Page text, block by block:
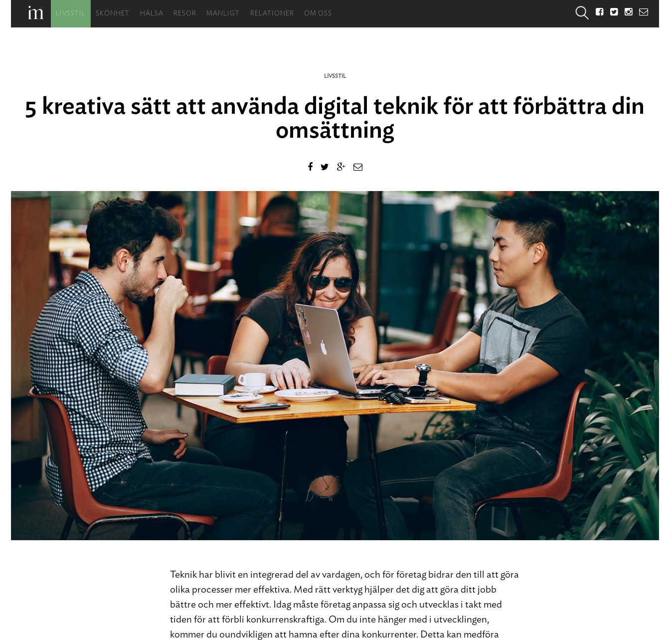
LIVSSTIL SKÖNHET HÄLSA RESOR MANLIGT RELATIONER OM OSS
LIVSSTIL
5 kreativa sätt att använda digital teknik för att förbättra din
omsättning
Teknik har blivit en integrerad del av vardagen, och för företag bidrar den till att göra
olika processer mer effektiva. Med rätt verktyg hjälper det dig att göra ditt jobb
bättre och mer effektivt. Idag måste företag anpassa sig och utvecklas i takt med
tiden för att förbli konkurrenskraftiga. Om du inte hänger med i utvecklingen,
kommer du oundvikligen att hamna efter dina konkurrenter. Detta kan medföra